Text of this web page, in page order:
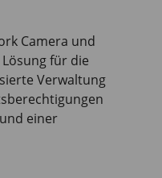
Camera und
für die
Verwaltung
einer